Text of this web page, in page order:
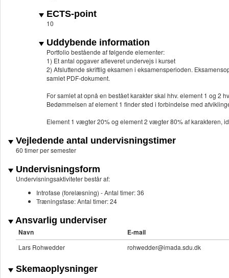
ECTS-point
10
Uddybende information
Portfolio bestående af følgende elementer:
1) Et antal opgaver afleveret undervejs i kurset
2) Afsluttende skriftlig eksamen i eksamensperioden.
samlet PDF-dokument.
For samlet at opnå en bestået karakter skal hhv. element 1 og 2
Bedømmelsen af element 1 finder sted i forbindelse med
Element 1 vægter 20% og element 2 vægter 80% af karakteren,
Vejledende antal undervisningstimer
60 timer per semester
Undervisningsform
Undervisningsaktiviteter består af:
Introfase (forelæsning) - Antal timer: 36
Træningsfase: Antal timer: 24
Ansvarlig underviser
Navn E-mail
Lars Rohwedder rohwedder@imada.sdu.dk
Skemaoplysninger